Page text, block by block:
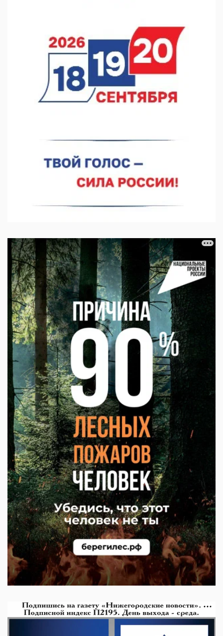
07.08.2026 12:04
В Нижегородской области созданы четыре ММЦ
07.08.2026 11:46